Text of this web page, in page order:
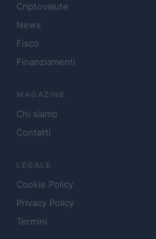
Criptovalute
News
Fisco
Finanziamenti
MAGAZINE
Chi siamo
Contatti
LEGALE
Cookie Policy
Privacy Policy
Termini